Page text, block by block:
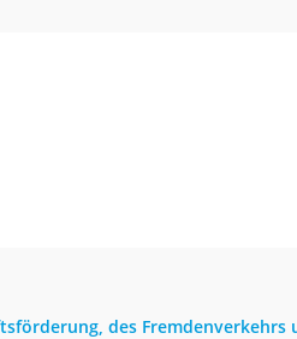
des Fremdenverkehrs